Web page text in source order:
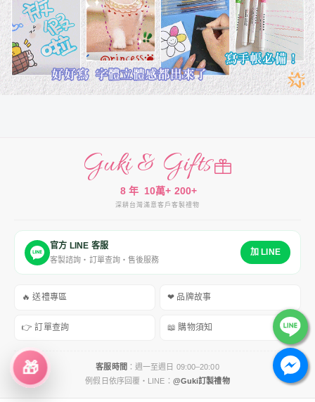
Guki & Gifts
8 年
深耕台灣
10萬+
滿意客戶
200+
客製禮物
官方 LINE 客服
客製諮詢・訂單查詢・售後服務
加 LINE
🔥 送禮專區 ❤ 品牌故事
👉 訂單查詢 📖 購物須知
客服時間 ：週一至週日 09:00–20:00
例假日依序回覆・LINE： @Guki訂製禮物
🎁